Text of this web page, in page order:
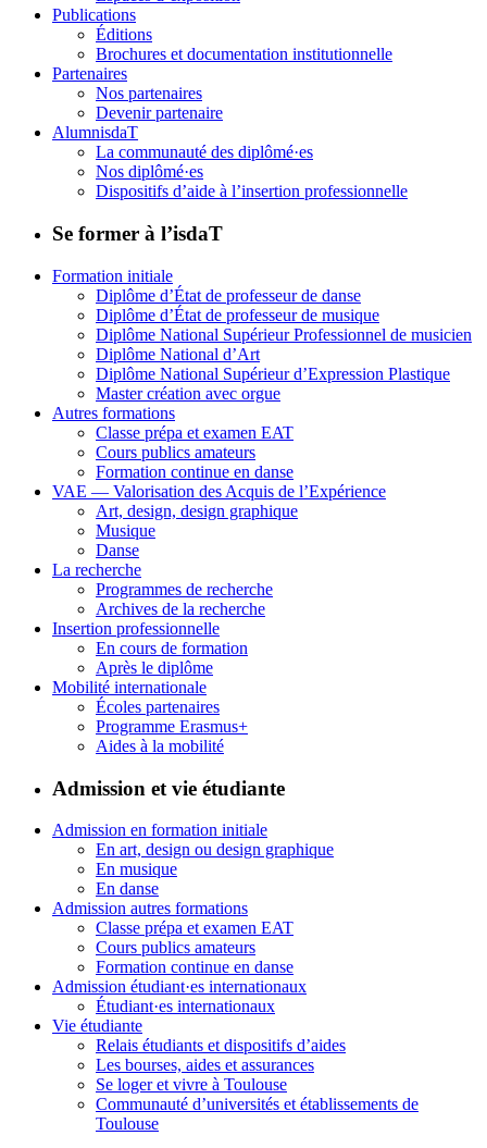
Publications
Éditions
Brochures et documentation institutionnelle
Partenaires
Nos partenaires
Devenir partenaire
AlumnisdaT
La communauté des diplômé·es
Nos diplômé·es
Dispositifs d’aide à l’insertion professionnelle
Se former à l’isdaT
Formation initiale
Diplôme d’État de professeur de danse
Diplôme d’État de professeur de musique
Diplôme National Supérieur Professionnel de musicien
Diplôme National d’Art
Diplôme National Supérieur d’Expression Plastique
Master création avec orgue
Autres formations
Classe prépa et examen EAT
Cours publics amateurs
Formation continue en danse
VAE — Valorisation des Acquis de l’Expérience
Art, design, design graphique
Musique
Danse
La recherche
Programmes de recherche
Archives de la recherche
Insertion professionnelle
En cours de formation
Après le diplôme
Mobilité internationale
Écoles partenaires
Programme Erasmus+
Aides à la mobilité
Admission et vie étudiante
Admission en formation initiale
En art, design ou design graphique
En musique
En danse
Admission autres formations
Classe prépa et examen EAT
Cours publics amateurs
Formation continue en danse
Admission étudiant·es internationaux
Étudiant·es internationaux
Vie étudiante
Relais étudiants et dispositifs d’aides
Les bourses, aides et assurances
Se loger et vivre à Toulouse
Communauté d’universités et établissements de
Toulouse